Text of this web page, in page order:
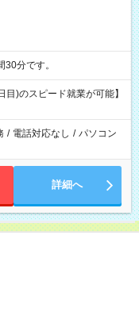
間30分です。
)のスピード就業が可能】
/ 電話対応なし / パソコン
詳細へ